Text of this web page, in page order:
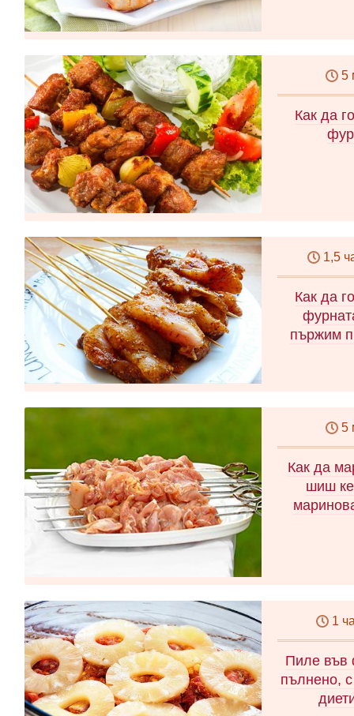
5
Как да
1,5
Как да
пържим
5
Как да
шиш
1
Пиле във
пълнено,